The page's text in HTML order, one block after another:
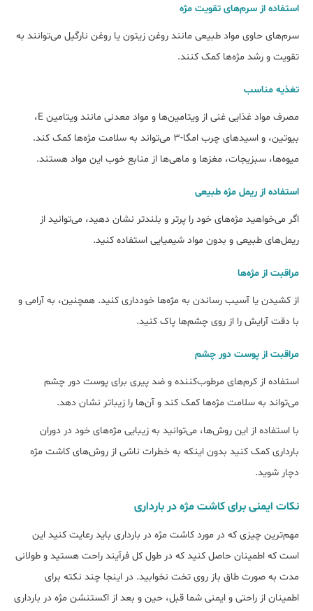
استفاده از سرم‌های تقویت مژه
سرم‌های حاوی مواد طبیعی مانند روغن زیتون یا روغن نارگیل می‌توانند به
تقویت و رشد مژه‌ها کمک کنند.
تغذیه مناسب
مصرف مواد غذایی غنی از ویتامین‌ها و مواد معدنی مانند ویتامین E،
بیوتین، و اسیدهای چرب امگا-3 می‌تواند به سلامت مژه‌ها کمک کند.
میوه‌ها، سبزیجات، مغزها و ماهی‌ها از منابع خوب این مواد هستند.
استفاده از ریمل مژه طبیعی
اگر می‌خواهید مژه‌های خود را پرتر و بلندتر نشان دهید، می‌توانید از
ریمل‌های طبیعی و بدون مواد شیمیایی استفاده کنید.
مراقبت از مژه‌ها
از کشیدن یا آسیب رساندن به مژه‌ها خودداری کنید. همچنین، به آرامی و
با دقت آرایش را از روی چشم‌ها پاک کنید.
مراقبت از پوست دور چشم
استفاده از کرم‌های مرطوب‌کننده و ضد پیری برای پوست دور چشم
می‌تواند به سلامت مژه‌ها کمک کند و آن‌ها را زیباتر نشان دهد.
با استفاده از این روش‌ها، می‌توانید به زیبایی مژه‌های خود در دوران
بارداری کمک کنید بدون اینکه به خطرات ناشی از روش‌های کاشت مژه
دچار شوید.
نکات ایمنی برای کاشت مژه در بارداری
مهم‌ترین چیزی که در مورد کاشت مژه در بارداری باید رعایت کنید این
است که اطمینان حاصل کنید که در طول کل فرآیند راحت هستید و طولانی
مدت به صورت طاق باز روی تخت نخوابید. در اینجا چند نکته برای
اطمینان از راحتی و ایمنی شما قبل، حین و بعد از اکستنشن مژه در بارداری